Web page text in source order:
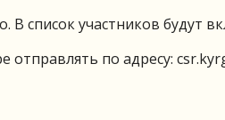
В список участников будут
отправлять по адресу: